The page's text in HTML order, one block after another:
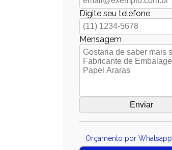
Digite seu telefone
Mensagem
Orçamento por Whatsapp